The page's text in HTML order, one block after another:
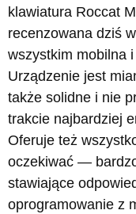
klawiatura Roccat
recenzowana dziś
wszystkim mobilna
Urządzenie jest
także solidne i nie
trakcie najbardziej
Oferuje też
oczekiwać —
stawiające
oprogramowanie z